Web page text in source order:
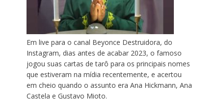
Em live para o canal Beyonce Destruidora, do
Instagram, dias antes de acabar 2023, o famoso
jogou suas cartas de tarô para os principais nomes
que estiveram na mídia recentemente, e acertou
em cheio quando o assunto era Ana Hickmann, Ana
Castela e Gustavo Mioto.